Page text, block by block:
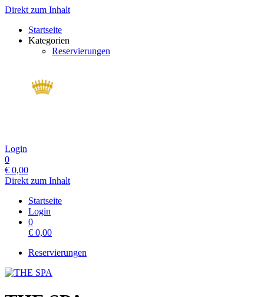
Direkt zum Inhalt
Startseite
Kategorien
Reservierungen
Login
0
€ 0,00
Direkt zum Inhalt
Startseite
Login
0
€ 0,00
Reservierungen